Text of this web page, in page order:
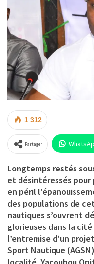
1 312
Partager
Longtemps restés
et désintéressés
en péril
des populations de
nautiques s’ouvrent
glorieuses dans la cité
l’entremise d’un
Sport Nautique (AGSN)
localité,Yacoubou